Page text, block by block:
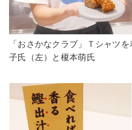
「おさかなクラブ」Ｔシャツ
子氏（左）と榎本萌氏